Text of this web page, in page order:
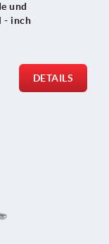
und
- inch
DETAILS